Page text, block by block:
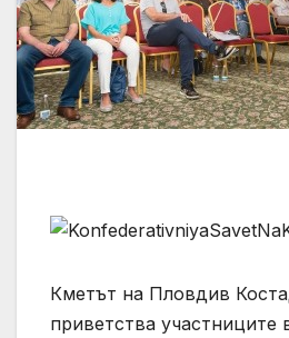
Кметът на Пловдив
приветства участниците